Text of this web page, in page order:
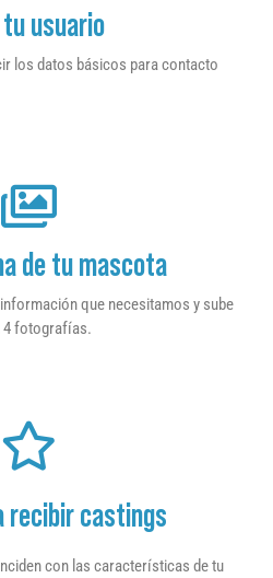
usuario
los datos básicos para contacto
de tu mascota
que necesitamos y sube
4 fotografías.
recibir castings
con las características de tu